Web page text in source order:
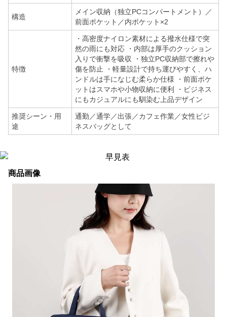
構造
メイン収納（独立PCコンパートメント）／
前面ポケット／内ポケット×2
特徴
・高密度ナイロン素材による撥水仕様で突
然の雨にも対応 ・内部は厚手のクッション
入りで衝撃を吸収 ・独立PC収納部で擦れや
傷を防止 ・軽量設計で持ち運びやすく、ハ
ンドルは手になじむ柔らか仕様 ・前面ポケ
ットはスマホや小物収納に便利 ・ビジネス
にもカジュアルにも馴染む上品デザイン
推奨シーン・用
途
通勤／通学／出張／カフェ作業／女性ビジ
ネスバッグとして
商品画像